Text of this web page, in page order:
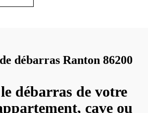
débarras Ranton 86200
débarras de votre
cave ou